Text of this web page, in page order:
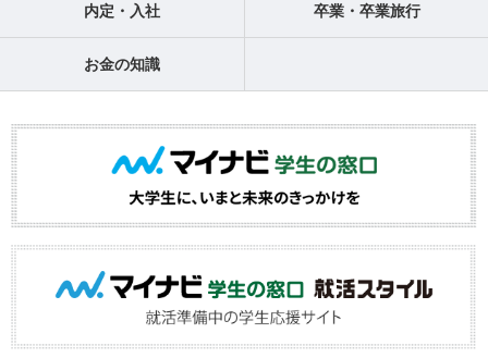
内定・入社 卒業・卒業旅行
お金の知識